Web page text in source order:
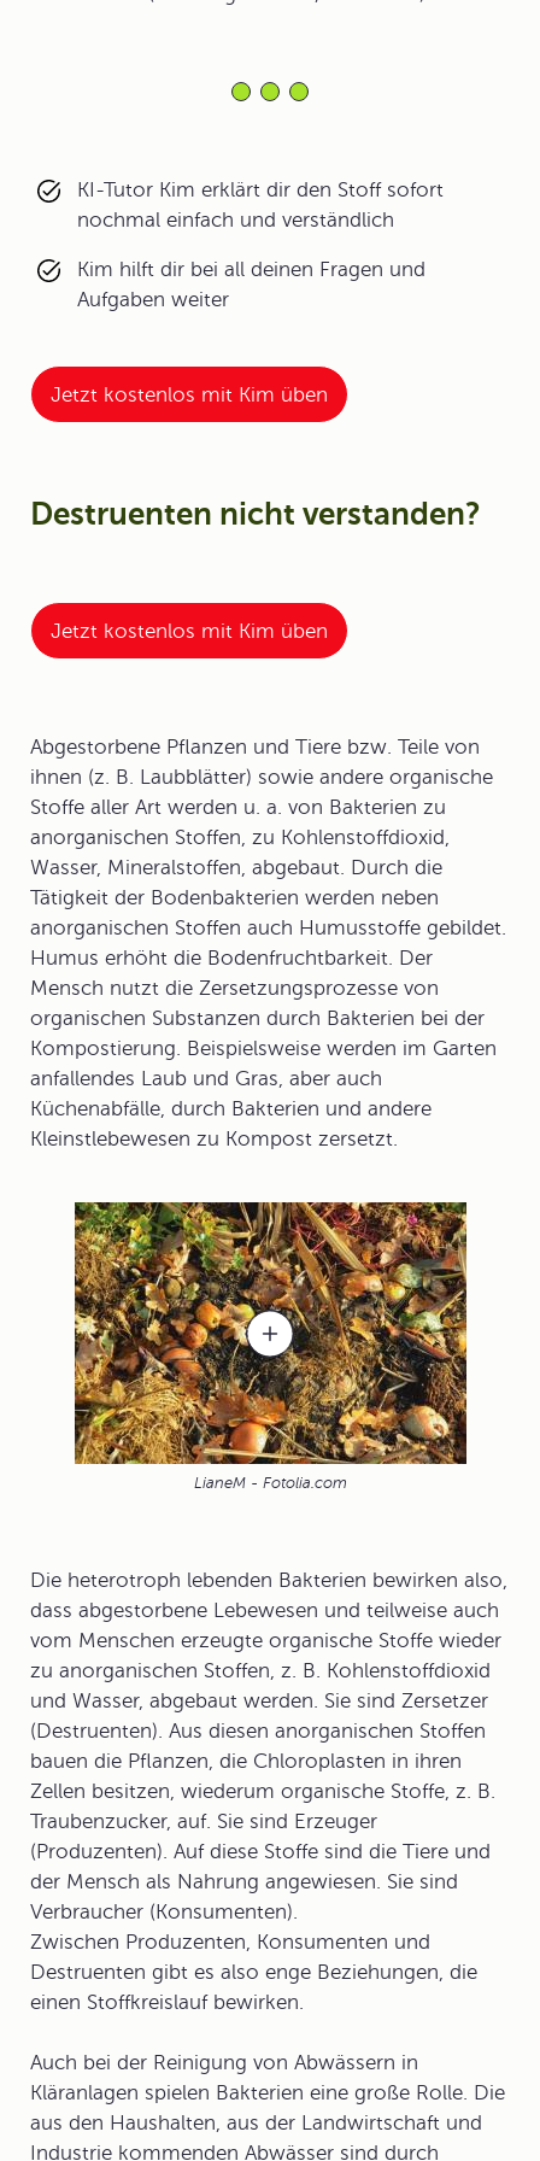
KI-Tutor Kim erklärt dir den Stoff sofort
nochmal einfach und verständlich
Kim hilft dir bei all deinen Fragen und
Aufgaben weiter
Jetzt kostenlos mit Kim üben
Destruenten nicht verstanden?
Jetzt kostenlos mit Kim üben
Abgestorbene Pflanzen und Tiere bzw. Teile von
ihnen (z. B. Laubblätter) sowie andere organische
Stoffe aller Art werden u. a. von Bakterien zu
anorganischen Stoffen, zu Kohlenstoffdioxid,
Wasser, Mineralstoffen, abgebaut. Durch die
Tätigkeit der Bodenbakterien werden neben
anorganischen Stoffen auch Humusstoffe gebildet.
Humus erhöht die Bodenfruchtbarkeit. Der
Mensch nutzt die Zersetzungsprozesse von
organischen Substanzen durch Bakterien bei der
Kompostierung. Beispielsweise werden im Garten
anfallendes Laub und Gras, aber auch
Küchenabfälle, durch Bakterien und andere
Kleinstlebewesen zu Kompost zersetzt.
LianeM - Fotolia.com
Die heterotroph lebenden Bakterien bewirken also,
dass abgestorbene Lebewesen und teilweise auch
vom Menschen erzeugte organische Stoffe wieder
zu anorganischen Stoffen, z. B. Kohlenstoffdioxid
und Wasser, abgebaut werden. Sie sind Zersetzer
(Destruenten). Aus diesen anorganischen Stoffen
bauen die Pflanzen, die Chloroplasten in ihren
Zellen besitzen, wiederum organische Stoffe, z. B.
Traubenzucker, auf. Sie sind Erzeuger
(Produzenten). Auf diese Stoffe sind die Tiere und
der Mensch als Nahrung angewiesen. Sie sind
Verbraucher (Konsumenten).
Zwischen Produzenten, Konsumenten und
Destruenten gibt es also enge Beziehungen, die
einen Stoffkreislaufbewirken.
Auch bei der Reinigung von Abwässern in
Kläranlagen spielen Bakterien eine große Rolle. Die
aus den Haushalten, aus der Landwirtschaft und
Industrie kommenden Abwässer sind durch